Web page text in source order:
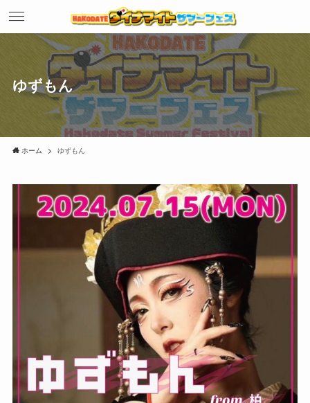
ゆずもん
ホーム ゆずもん